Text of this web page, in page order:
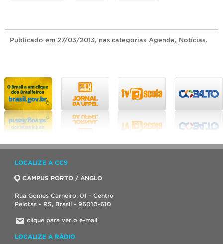
Publicado em 27/03/2013, nas categorias Agenda, Notícias.
LOCALIZE A CCS
CAMPUS PORTO / ANGLO
Rua Gomes Carneiro, 01 - Centro
Pelotas - RS, Brasil - 96010-610
clique para ver o e-mail
LOCALIZE A RÁDIO